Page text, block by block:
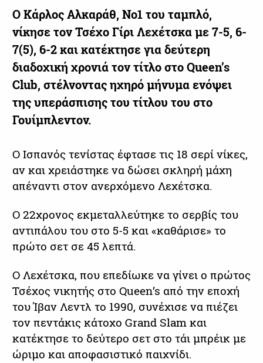
Ο Κάρλος Αλκαράθ, Νο1 του ταμπλό,
νίκησε τον Τσέχο Γίρι Λεχέτσκα με 7-5, 6-
7(5), 6-2 και κατέκτησε για δεύτερη
διαδοχική χρονιά τον τίτλο στο Queen’s
Club, στέλνοντας ηχηρό μήνυμα ενόψει
της υπεράσπισης του τίτλου του στο
Γουίμπλεντον.
Ο Ισπανός τενίστας έφτασε τις 18 σερί νίκες,
αν και χρειάστηκε να δώσει σκληρή μάχη
απέναντι στον ανερχόμενο Λεχέτσκα.
Ο 22χρονος εκμεταλλεύτηκε το σερβίς του
αντιπάλου του στο 5-5 και «καθάρισε» το
πρώτο σετ σε 45 λεπτά.
Ο Λεχέτσκα, που επεδίωκε να γίνει ο πρώτος
Τσέχος νικητής στο Queen’s από την εποχή
του Ίβαν Λεντλ το 1990, συνέχισε να πιέζει
τον πεντάκις κάτοχο Grand Slam και
κατέκτησε το δεύτερο σετ στο τάι μπρέικ με
ώριμο και αποφασιστικό παιχνίδι.